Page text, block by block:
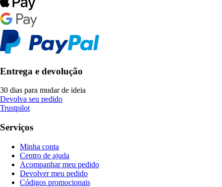
Entrega e devolução
30 dias para mudar de ideia
Devolva seu pedido
Trustpilot
Serviços
Minha conta
Centro de ajuda
Acompanhar meu pedido
Devolver meu pedido
Códigos promocionais